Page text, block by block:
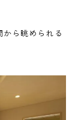
ら眺められる